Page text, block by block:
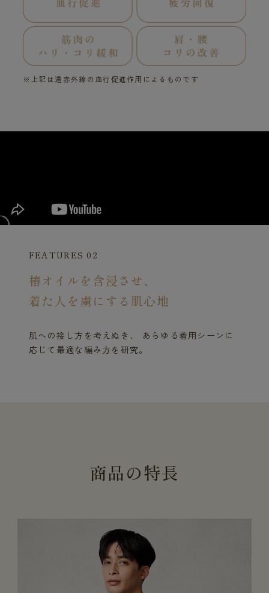
※上記は遠赤外線の血行促進作用によるものです
FEATURES 02
椿オイルを含浸させ、
着た人を虜にする肌心地
肌への接し方を考えぬき、 あらゆる着用シーンに
応じて最適な編み方を研究。
商品の特長